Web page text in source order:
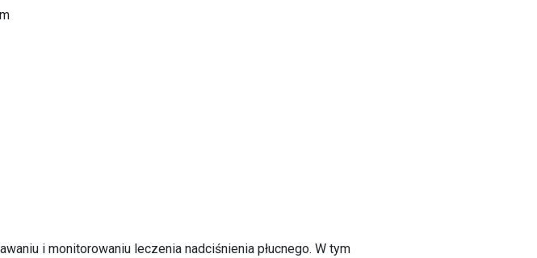
i monitorowaniu leczenia nadciśnienia płucnego. W tym